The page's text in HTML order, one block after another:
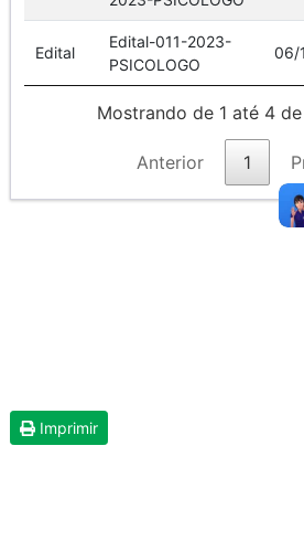
Edital
Edital-011-2023-
PSICOLOGO
06/
Mostrando de 1 até 4
Anterior 1
Imprimir